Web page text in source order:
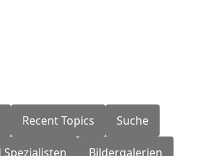
Recent Topics Suche
Bildergalerien